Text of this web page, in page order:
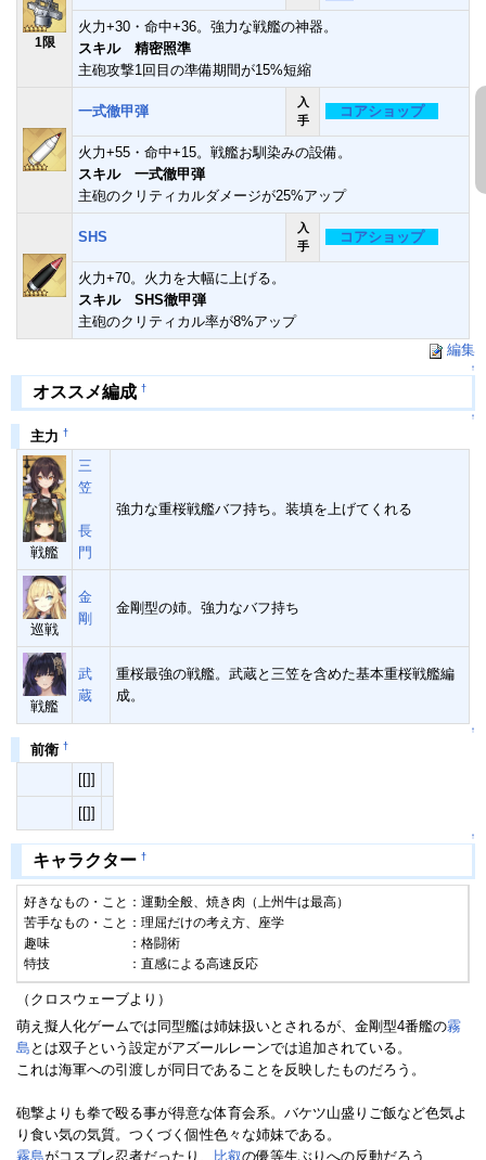
1限
火力+30・命中+36。強力な戦艦の神器。
スキル 精密照準
主砲攻撃1回目の準備期間が15%短縮
一式徹甲弾
入
手
コアショップ
火力+55・命中+15。戦艦お馴染みの設備。
スキル 一式徹甲弾
主砲のクリティカルダメージが25%アップ
SHS
入
手
コアショップ
火力+70。火力を大幅に上げる。
スキル SHS徹甲弾
主砲のクリティカル率が8%アップ
編集
↑
オススメ編成 †
↑
主力 †
戦艦
三
笠
長
門
強力な重桜戦艦バフ持ち。装填を上げてくれる
巡戦
金
剛
金剛型の姉。強力なバフ持ち
戦艦
武
蔵
重桜最強の戦艦。武蔵と三笠を含めた基本重桜戦艦編
成。
↑
前衛 †
[[]]
[[]]
↑
キャラクター †
好きなもの・こと：運動全般、焼き肉（上州牛は最高）
苦手なもの・こと：理屈だけの考え方、座学
趣味　　　　　　：格闘術
特技　　　　　　：直感による高速反応
（クロスウェーブより）
萌え擬人化ゲームでは同型艦は姉妹扱いとされるが、金剛型4番艦の霧
島 とは双子という設定がアズールレーンでは追加されている。
これは海軍への引渡しが同日であることを反映したものだろう。
砲撃よりも拳で殴る事が得意な体育会系。バケツ山盛りご飯など色気よ
り食い気の気質。つくづく個性色々な姉妹である。
霧島がコスプレ忍者だったり、 比叡の優等生ぶりへの反動だろう